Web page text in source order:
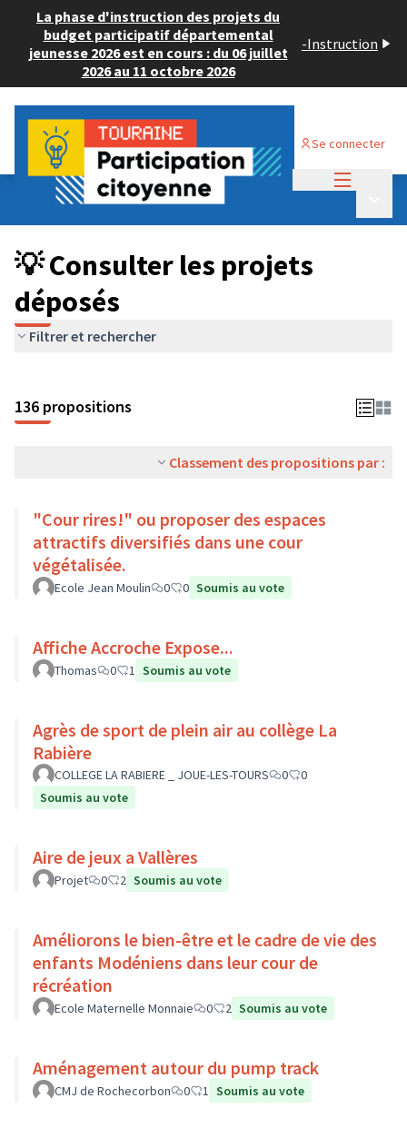
La phase d'instruction des projets du
budget participatif départemental
jeunesse 2026 est en cours : du 06 juillet
2026 au 11 octobre 2026
-Instruction
Se connecter
Budget Participatif JEUNESSE 2024
💡 Consulter les projets déposés
💡 Consulter les projets
déposés
Filtrer et rechercher
136 propositions
Classement des propositions par :
"Cour rires!" ou proposer des espaces
attractifs diversifiés dans une cour
végétalisée.
Ecole Jean Moulin 0 0 Soumis au vote
Affiche Accroche Expose...
Thomas 0 1 Soumis au vote
Agrès de sport de plein air au collège La
Rabière
COLLEGE LA RABIERE _ JOUE-LES-TOURS 0
0
Soumis au vote
Aire de jeux a Vallères
Projet 0 2 Soumis au vote
Améliorons le bien-être et le cadre de vie des
enfants Modéniens dans leur cour de
récréation
Ecole Maternelle Monnaie 0 2 Soumis au vote
Aménagement autour du pump track
CMJ de Rochecorbon 0 1 Soumis au vote